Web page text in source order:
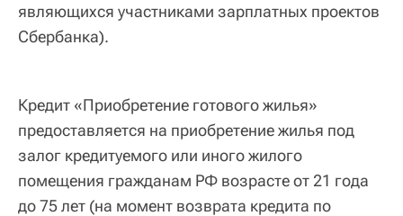
являющихся участниками зарплатных проектов
Сбербанка).
Кредит «Приобретение готового жилья»
предоставляется на приобретение жилья под
залог кредитуемого или иного жилого
помещения гражданам РФ возрасте от 21 года
до 75 лет (на момент возврата кредита по